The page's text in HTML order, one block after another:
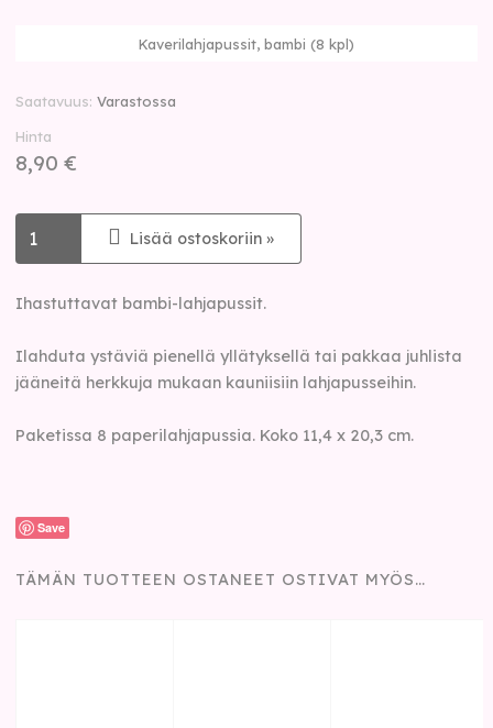
Kaverilahjapussit, bambi (8 kpl)
Saatavuus Varastossa
Hinta
8,90 €
Lisää ostoskoriin »
Ihastuttavat bambi-lahjapussit.
Ilahduta ystäviä pienellä yllätyksellä tai pakkaa juhlista
jääneitä herkkuja mukaan kauniisiin lahjapusseihin.
Paketissa 8 paperilahjapussia. Koko 11,4 x 20,3 cm.
Save
TÄMÄN TUOTTEEN OSTANEET OSTIVAT MYÖS…